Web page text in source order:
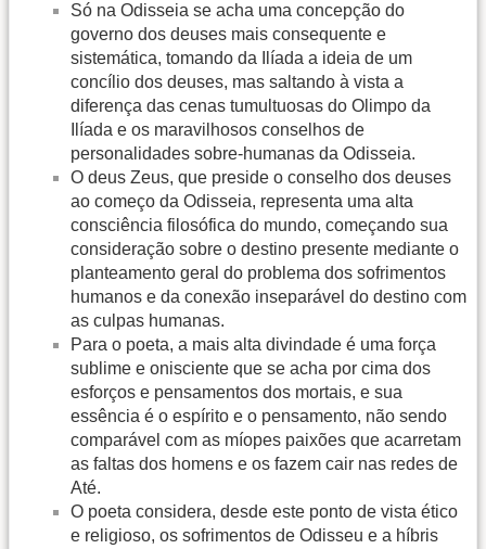
Só na Odisseia se acha uma concepção do
governo dos deuses mais consequente e
sistemática, tomando da Ilíada a ideia de um
concílio dos deuses, mas saltando à vista a
diferença das cenas tumultuosas do Olimpo da
Ilíada e os maravilhosos conselhos de
personalidades sobre-humanas da Odisseia.
O deus Zeus, que preside o conselho dos deuses
ao começo da Odisseia, representa uma alta
consciência filosófica do mundo, começando sua
consideração sobre o destino presente mediante o
planteamento geral do problema dos sofrimentos
humanos e da conexão inseparável do destino com
as culpas humanas.
Para o poeta, a mais alta divindade é uma força
sublime e onisciente que se acha por cima dos
esforços e pensamentos dos mortais, e sua
essência é o espírito e o pensamento, não sendo
comparável com as míopes paixões que acarretam
as faltas dos homens e os fazem cair nas redes de
Até.
O poeta considera, desde este ponto de vista ético
e religioso, os sofrimentos de Odisseu e a híbris